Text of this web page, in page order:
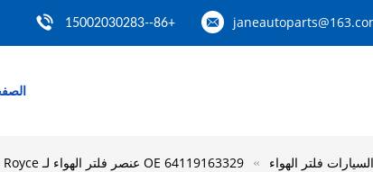
+86--15002030283
السيارات فلتر الهواء OE 64119163329 عنصر فلتر الهواء لـ ALPINA BMW AND Rolls - Royce